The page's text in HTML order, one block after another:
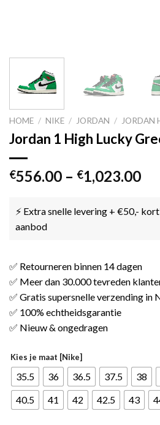
HOME / NIKE / JORDAN / JORDAN
Jordan 1 High Lucky
€556.00 – €1,023.00
⚡ Extra snelle levering + €50,-
aanbod
✅ Retourneren binnen 14 dagen
✅ Meer dan 30.000 tevreden
✅ Gratis supersnelle verzending in
✅ 100% echtheidsgarantie
✅ Nieuw & ongedragen
Kies je maat [Nike]
35.5 36 36.5 37.5 38
40.5
41 42 42.5 43